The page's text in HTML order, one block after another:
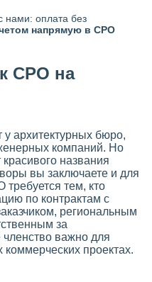
нами: оплата без
напрямую в СРО
СРО на
у архитектурных бюро,
компаний. Но
красивого названия
вы заключаете и для
тем, кто
по контрактам с
региональным
за
членство важно для
коммерческих проектах.